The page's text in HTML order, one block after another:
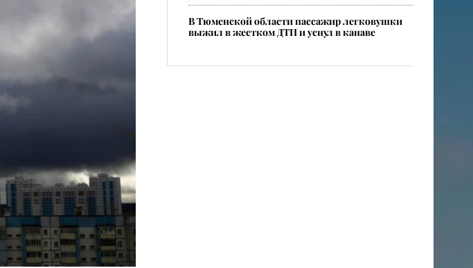
В Тюменской области пассажир легковушки
выжил в жестком ДТП и уснул в канаве